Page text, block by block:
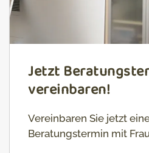
Jetzt
vereinbaren!
Vereinbaren Sie jetzt
Beratungstermin mit